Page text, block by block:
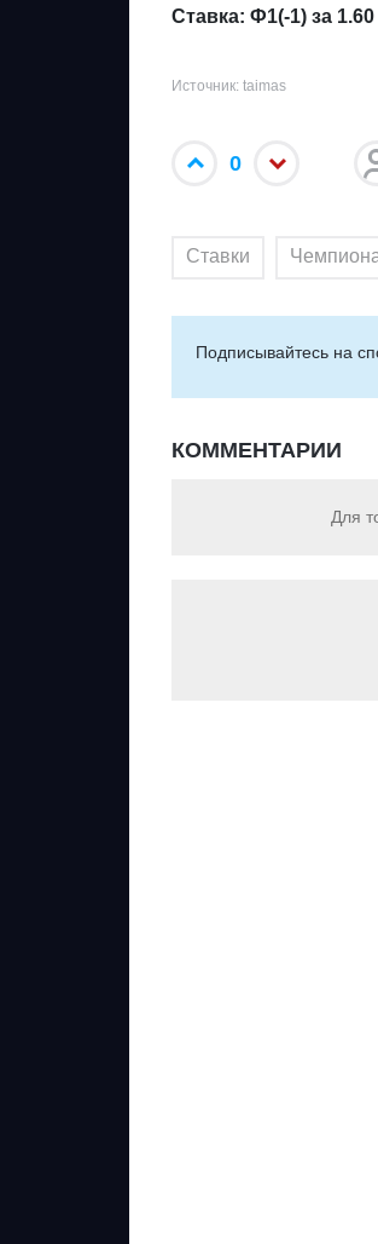
Ставка: Ф1(-1) за 1.60
Источник: taimas
0
Ставки
Подписывайтесь на
КОММЕНТАРИИ
Для